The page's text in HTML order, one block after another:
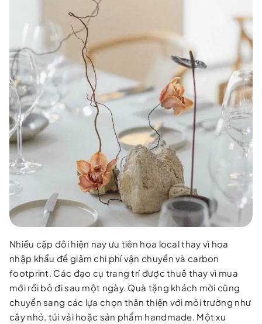
Nhiều cặp đôi hiện nay ưu tiên hoa local thay vì hoa
nhập khẩu để giảm chi phí vận chuyển và carbon
footprint. Các đạo cụ trang trí được thuê thay vì mua
mới rồi bỏ đi sau một ngày. Quà tặng khách mời cũng
chuyển sang các lựa chọn thân thiện với môi trường như
cây nhỏ, túi vải hoặc sản phẩm handmade. Một xu